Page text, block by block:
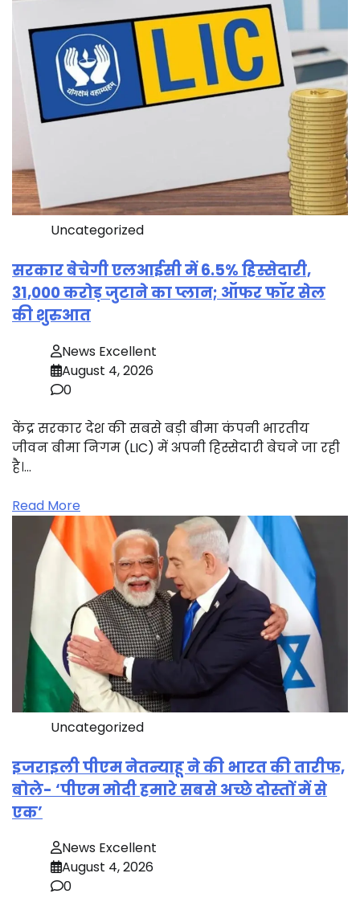
Uncategorized
सरकार बेचेगी एलआईसी में 6.5% हिस्सेदारी,
31,000 करोड़ जुटाने का प्लान; ऑफर फॉर सेल
की शुरुआत
News Excellent
August 4, 2026
0
केंद्र सरकार देश की सबसे बड़ी बीमा कंपनी भारतीय
जीवन बीमा निगम (LIC) में अपनी हिस्सेदारी बेचने जा रही
है।…
Read More
Uncategorized
इजराइली पीएम नेतन्याहू ने की भारत की तारीफ,
बोले- ‘पीएम मोदी हमारे सबसे अच्छे दोस्तों में से
एक’
News Excellent
August 4, 2026
0